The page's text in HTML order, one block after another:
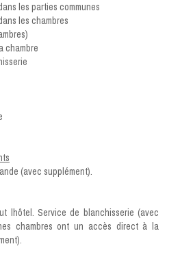
les parties communes
les chambres
chambre
(avec supplément).
lhôtel. Service de blanchisserie (avec
chambres ont un accès direct à la